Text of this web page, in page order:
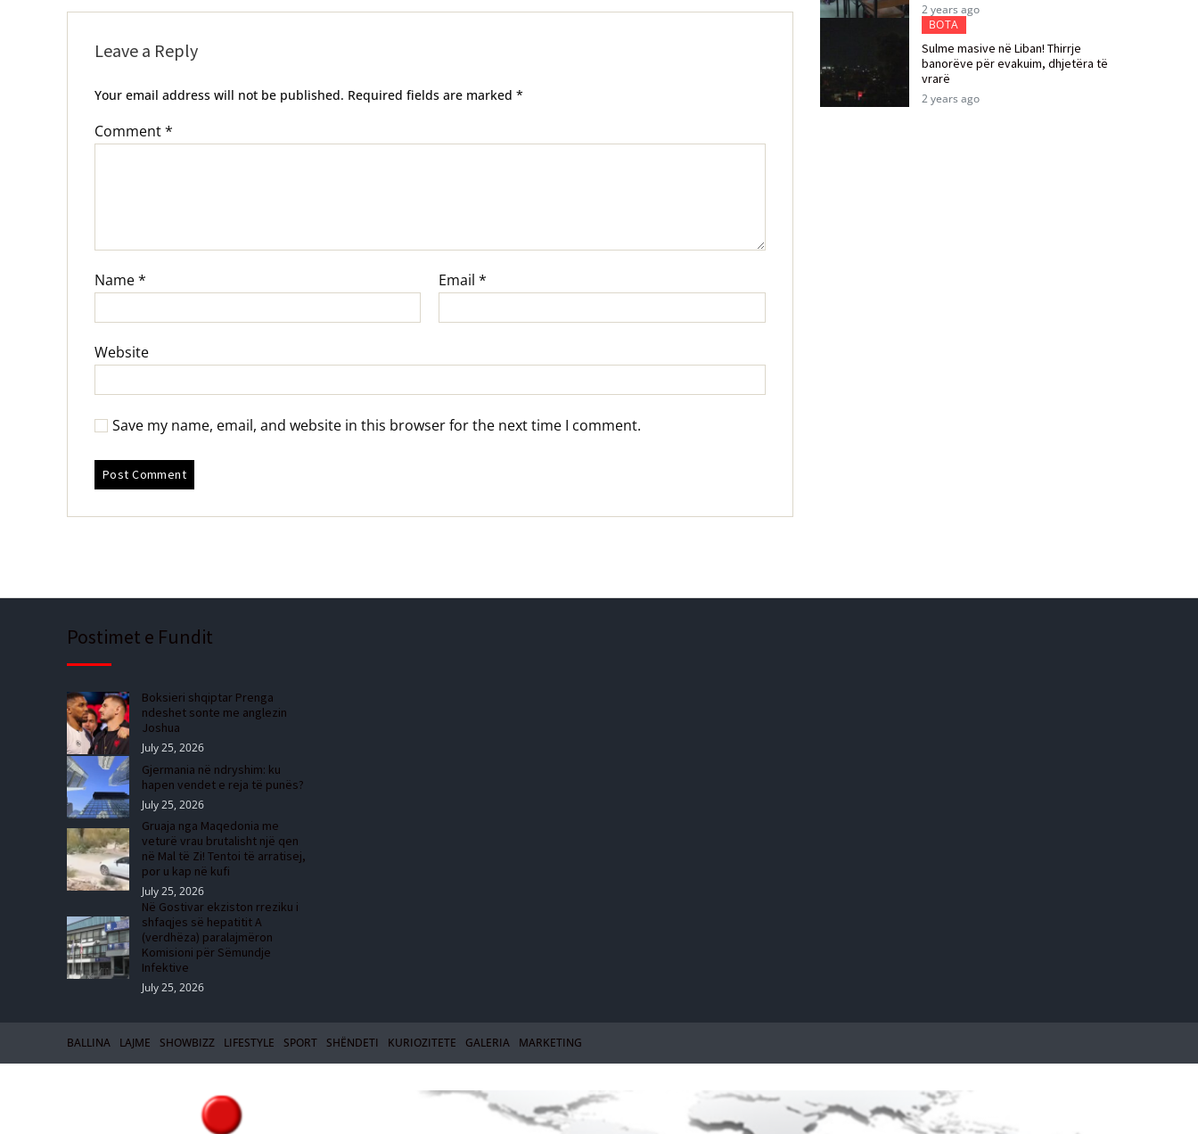
Leave a Reply
Your email address will not be published. Required fields are marked *
Comment*
Name* Email*
Website
Save my name, email, and website in this browser for the next time I comment.
2 years ago
BOTA
Sulme masive në Liban! Thirrje
banorëve për evakuim, dhjetëra të
vrarë
2 years ago
Postimet e Fundit
Boksieri shqiptar Prenga
ndeshet sonte me anglezin
Joshua
July 25, 2026
Gjermania në ndryshim: ku
hapen vendet e reja të punës?
July 25, 2026
Gruaja nga Maqedonia me
veturë vrau brutalisht një qen
në Mal të Zi! Tentoi të arratisej,
por u kap në kufi
July 25, 2026
Në Gostivar ekziston rreziku i
shfaqjes së hepatitit A
(verdhëza) paralajmëron
Komisioni për Sëmundje
Infektive
July 25, 2026
BALLINA LAJME SHOWBIZZ LIFESTYLE SPORT SHËNDETI KURIOZITETE GALERIA MARKETING